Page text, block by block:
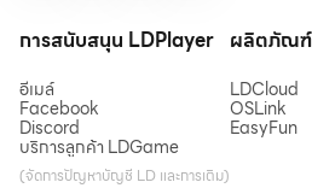
การสนับสนุน LDPlayer
อีเมล์
Facebook
Discord
บริการลูกค้า LDGame
(จัดการปัญหาบัญชี LD และการเติม)
ผลิตภัณฑ์
LDCloud
OSLink
EasyFun